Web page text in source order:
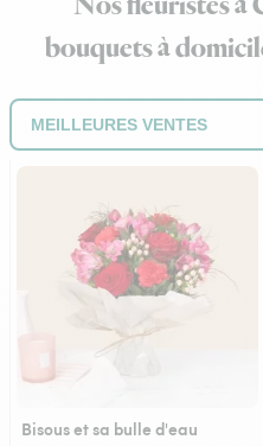
bouquets à
Bisous et sa bulle d'eau